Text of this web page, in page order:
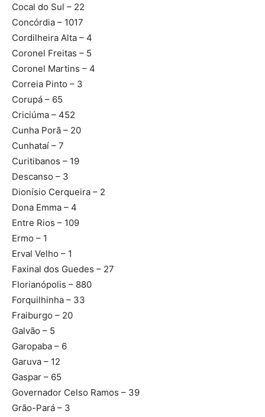
Cocal do Sul – 22
Concórdia – 1017
Cordilheira Alta – 4
Coronel Freitas – 5
Coronel Martins – 4
Correia Pinto – 3
Corupá – 65
Criciúma – 452
Cunha Porã – 20
Cunhataí – 7
Curitibanos – 19
Descanso – 3
Dionísio Cerqueira – 2
Dona Emma – 4
Entre Rios – 109
Ermo – 1
Erval Velho – 1
Faxinal dos Guedes – 27
Florianópolis – 880
Forquilhinha – 33
Fraiburgo – 20
Galvão – 5
Garopaba – 6
Garuva – 12
Gaspar – 65
Governador Celso Ramos – 39
Grão-Pará – 3